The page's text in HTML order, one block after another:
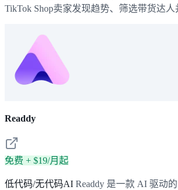
TikTok Shop卖家发现趋势、筛选带货达人
Readdy
免费 + $19/月起
低代码/无代码AI Readdy 是一款 AI 驱动